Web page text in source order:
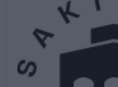
exoten zoals de Gin & Tonic IPA
.